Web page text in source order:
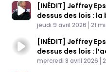
[INÉDIT] Jeffrey
dessus des lois :
Published At
jeudi 9 avril 2026 Time
21
[INÉDIT] Jeffrey
dessus des lois :
Published At
mercredi 8 avril 2026